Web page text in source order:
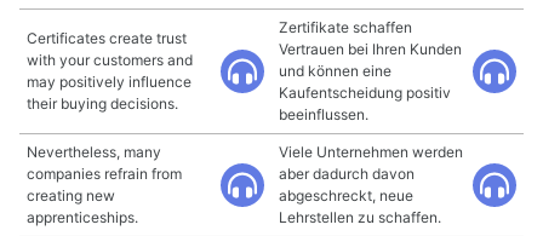
Certificates create trust
with your customers and
may positively influence
their buying decisions.
Zertifikate schaffen
Vertrauen bei Ihren Kunden
und können eine
Kaufentscheidung positiv
beeinflussen.
Nevertheless, many
companies refrain from
creating new
apprenticeships.
Viele Unternehmen werden
aber dadurch davon
abgeschreckt, neue
Lehrstellen zu schaffen.